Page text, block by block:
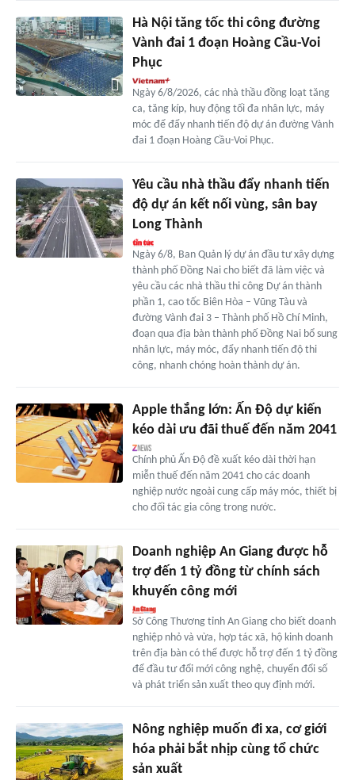
Hà Nội tăng tốc thi công đường
Vành đai 1 đoạn Hoàng Cầu-Voi
Phục
Ngày 6/8/2026, các nhà thầu đồng loạt tăng
ca, tăng kíp, huy động tối đa nhân lực, máy
móc để đẩy nhanh tiến độ dự án đường Vành
đai 1 đoạn Hoàng Cầu-Voi Phục.
Yêu cầu nhà thầu đẩy nhanh tiến
độ dự án kết nối vùng, sân bay
Long Thành
Ngày 6/8, Ban Quản lý dự án đầu tư xây dựng
thành phố Đồng Nai cho biết đã làm việc và
yêu cầu các nhà thầu thi công Dự án thành
phần 1, cao tốc Biên Hòa – Vũng Tàu và
đường Vành đai 3 – Thành phố Hồ Chí Minh,
đoạn qua địa bàn thành phố Đồng Nai bổ sung
nhân lực, máy móc, đẩy nhanh tiến độ thi
công, nhanh chóng hoàn thành dự án.
Apple thắng lớn: Ấn Độ dự kiến
kéo dài ưu đãi thuế đến năm 2041
Chính phủ Ấn Độ đề xuất kéo dài thời hạn
miễn thuế đến năm 2041 cho các doanh
nghiệp nước ngoài cung cấp máy móc, thiết bị
cho đối tác gia công trong nước.
Doanh nghiệp An Giang được hỗ
trợ đến 1 tỷ đồng từ chính sách
khuyến công mới
Sở Công Thương tỉnh An Giang cho biết doanh
nghiệp nhỏ và vừa, hợp tác xã, hộ kinh doanh
trên địa bàn có thể được hỗ trợ đến 1 tỷ đồng
để đầu tư đổi mới công nghệ, chuyển đổi số
và phát triển sản xuất theo quy định mới.
Nông nghiệp muốn đi xa, cơ giới
hóa phải bắt nhịp cùng tổ chức
sản xuất